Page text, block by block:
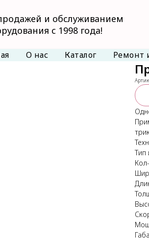
и обслуживанием
с 1998 года!
О нас Каталог Ремонт
Тип